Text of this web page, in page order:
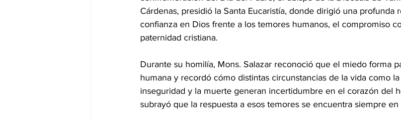
Cárdenas, presidió la Santa Eucaristía, donde dirigió una profunda
confianza en Dios frente a los temores humanos, el compromiso
paternidad cristiana.
Durante su homilía, Mons. Salazar reconoció que el miedo forma
humana y recordó cómo distintas circunstancias de la vida como
inseguridad y la muerte generan incertidumbre en el corazón del
subrayó que la respuesta a esos temores se encuentra siempre en